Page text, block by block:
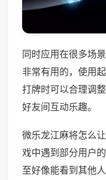
同时应用在很多场
非常有用的，使用
打牌时可以合理调
好友间互动乐趣。
微乐龙江麻将怎么
戏中遇到部分用户
至好像能看到其他